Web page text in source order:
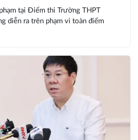
tại Điểm thi Trường THPT
diễn ra trên phạm vi toàn điểm